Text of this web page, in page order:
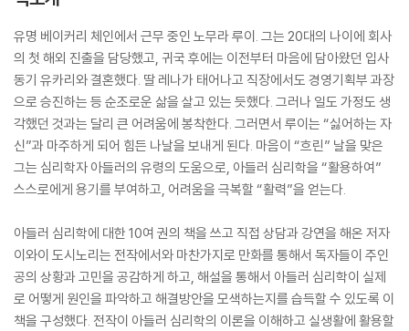
유명 베이커리 체인에서 근무 중인 노무라 루이. 그는 20대의 나이에 회사
의 첫 해외 진출을 담당했고, 귀국 후에는 이전부터 마음에 담아왔던 입사
동기 유카리와 결혼했다. 딸 레나가 태어나고 직장에서도 경영기획부 과장
으로 승진하는 등 순조로운 삶을 살고 있는 듯했다. 그러나 일도 가정도 생
각했던 것과는 달리 큰 어려움에 봉착한다. 그러면서 루이는 “싫어하는 자
신”과 마주하게 되어 힘든 나날을 보내게 된다. 마음이 “흐린” 날을 맞은
그는 심리학자 아들러의 유령의 도움으로, 아들러 심리학을 “활용하여”
스스로에게 용기를 부여하고, 어려움을 극복할 “활력”을 얻는다.
아들러 심리학에 대한 10여 권의 책을 쓰고 직접 상담과 강연을 해온 저자
이와이 도시노리는 전작에서와 마찬가지로 만화를 통해서 독자들이 주인
공의 상황과 고민을 공감하게 하고, 해설을 통해서 아들러 심리학이 실제
로 어떻게 원인을 파악하고 해결방안을 모색하는지를 습득할 수 있도록 이
책을 구성했다. 전작이 아들러 심리학의 이론을 이해하고 실생활에 활용할